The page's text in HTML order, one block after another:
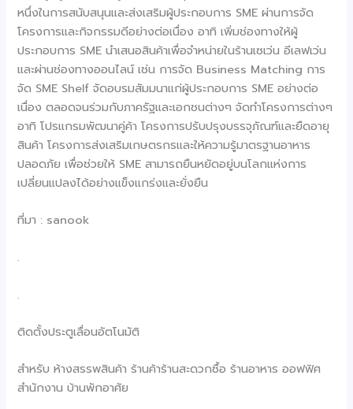
หนึ่งในการสนับสนุนและส่งเสริมผู้ประกอบการ SME ผ่านการจัด
โครงการและกิจกรรมดีอย่างต่อเนื่อง อาทิ เพิ่มช่องทางให้ผู้
ประกอบการ SME นำเสนอสินค้าเพื่อจำหน่ายในร้านเซเว่น อีเลฟเว่น
และผ่านช่องทางออนไลน์ เช่น การจัด Business Matching การ
จัด SME Shelf จัดอบรมสัมมนาแก่ผู้ประกอบการ SME อย่างต่อ
เนื่อง ตลอดจนร่วมกับภาครัฐและเอกชนต่างๆ จัดทำโครงการต่างๆ
อาทิ โปรแกรมพัฒนาคู่ค้า โครงการปรับปรุงบรรจุภัณฑ์และยืดอายุ
สินค้า โครงการส่งเสริมเกษตรกรและให้ความรู้มาตรฐานอาหาร
ปลอดภัย เพื่อช่วยให้ SME สามารถยืนหยัดอยู่บนโลกแห่งการ
เปลี่ยนแปลงได้อย่างแข็งแกร่งและยั่งยืน
ที่มา : sanook
.
.
ติดตั้งประตูเลื่อนอัตโนมัติ
สำหรับ ห้างสรรพสินค้า ร้านค้าร้านสะดวกซื้อ ร้านอาหาร ออฟฟิศ
สำนักงาน บ้านพักอาศัย